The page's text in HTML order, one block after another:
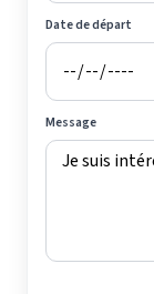
Date de départ
Message